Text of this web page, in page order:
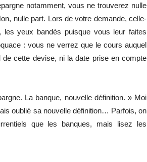
notamment, vous ne trouverez nulle
nulle part. Lors de votre demande, celle-
yeux bandés puisque vous leur faites
: vous ne verrez que le cours auquel
cette devise, ni la date prise en compte
La banque, nouvelle définition. » Moi
oublié sa nouvelle définition… Parfois, on
que les banques, mais lisez les